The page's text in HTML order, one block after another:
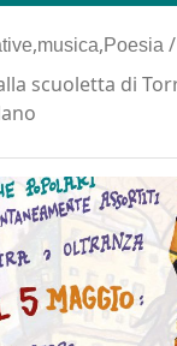
Cart
,musica,Poesia
scuoletta di